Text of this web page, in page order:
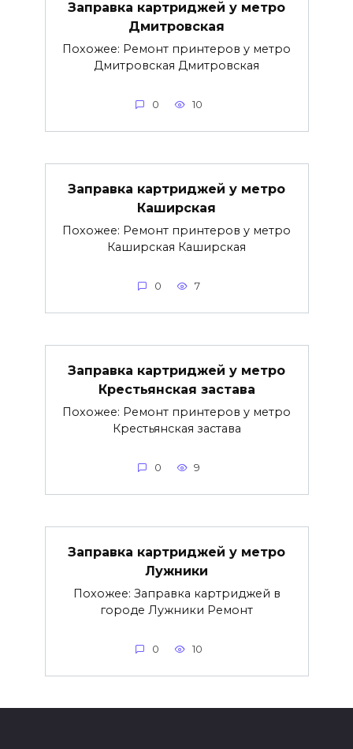
Заправка картриджей у метро
Дмитровская
Похожее: Ремонт принтеров у метро
Дмитровская Дмитровская
0 10
Заправка картриджей у метро
Каширская
Похожее: Ремонт принтеров у метро
Каширская Каширская
0 7
Заправка картриджей у метро
Крестьянская застава
Похожее: Ремонт принтеров у метро
Крестьянская застава
0 9
Заправка картриджей у метро
Лужники
Похожее: Заправка картриджей в
городе Лужники Ремонт
0 10